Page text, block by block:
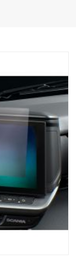
sähköjärjestelmä,
Cybersecurityn
kokonaisten
mahdollisen
että saat tiedot,
ja USB-C-
mikä vähentää